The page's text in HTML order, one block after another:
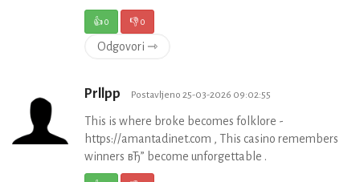
👍0 👎0
Odgovori ⇾
Prllpp Postavljeno 25-03-2026 09:02:55
This is where broke becomes folklore -
https://amantadinet.com , This casino remembers
winners вЂ” become unforgettable .